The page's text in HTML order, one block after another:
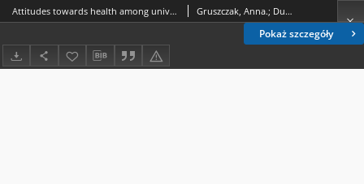
Pokaż szczegóły
Attitudes towards health among university students Gruszczak, Anna.; Dudzińska, Marta.; Piątkowski, Włodzimierz (1955-).; Naumiuk-Sojczuk, Katarzyna.; Wójtowicz-Chomicz, Katarzyna.